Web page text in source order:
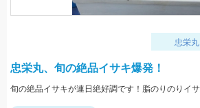
忠栄丸
忠栄丸、旬の絶品イサキ爆発！